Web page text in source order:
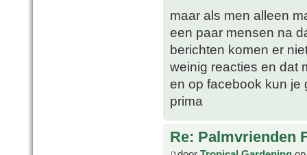
maar als men alleen
een paar mensen na
berichten komen er
weinig reacties en dat
en op facebook kun je
prima
Re: Palmvrienden